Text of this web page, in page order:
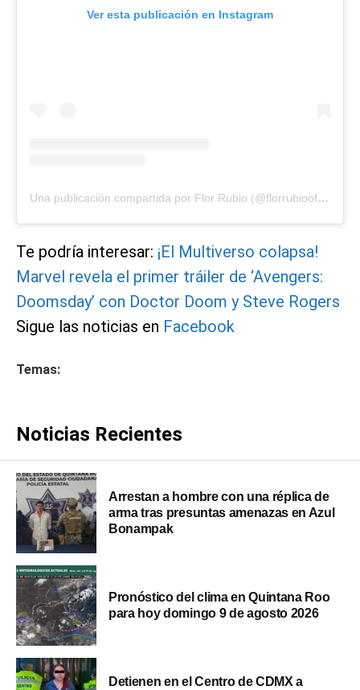
Ver esta publicación en Instagram
Una publicación compartida por Flor Rubio (@florrubiooficial)
Te podría interesar: ¡El Multiverso colapsa!
Marvel revela el primer tráiler de ‘Avengers:
Doomsday’ con Doctor Doom y Steve Rogers
Sigue las noticias en Facebook
Temas:
Noticias Recientes
Arrestan a hombre con una réplica de
arma tras presuntas amenazas en Azul
Bonampak
Pronóstico del clima en Quintana Roo
para hoy domingo 9 de agosto 2026
Detienen en el Centro de CDMX a